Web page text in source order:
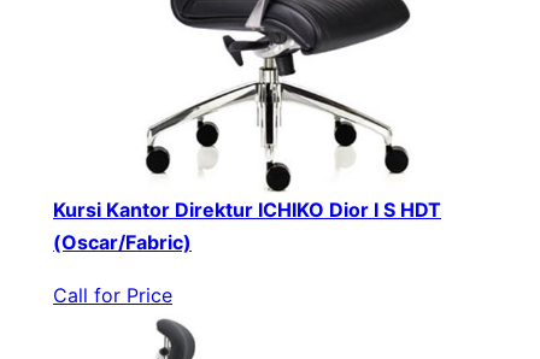
Kursi Kantor Direktur ICHIKO Dior I S HDT
(Oscar/Fabric)
Call for Price